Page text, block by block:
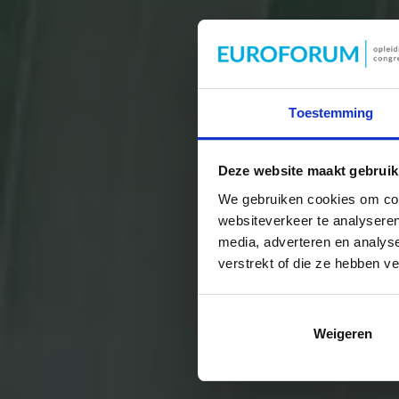
Toestemming
Deze website maakt
We gebruiken cookies om
websiteverkeer te
media, adverteren en
verstrekt of die ze hebben
Weigeren
Slim langer